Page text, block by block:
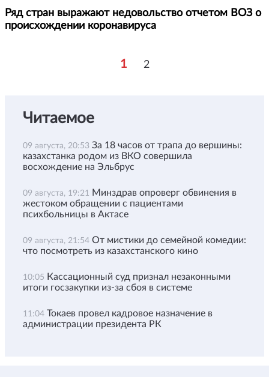
Ряд стран выражают недовольство отчетом ВОЗ о
происхождении коронавируса
1 2
Читаемое
09 августа, 20:53 За 18 часов от трапа до вершины:
казахстанка родом из ВКО совершила
восхождение на Эльбрус
09 августа, 19:21
Минздрав опроверг обвинения в
жестоком обращении с пациентами
психбольницы в Актасе
09 августа, 21:54 От мистики до семейной комедии:
что посмотреть из казахстанского кино
10:05 Кассационный суд признал незаконными
итоги госзакупки из-за сбоя в системе
11:04 Токаев провел кадровое назначение в
администрации президента РК